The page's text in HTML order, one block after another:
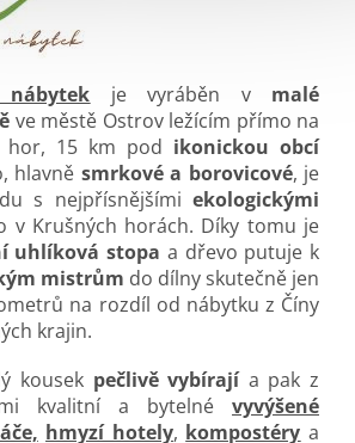
nábytek je vyráběn vmalé
ve městě Ostrov ležícím přímo na
hor, 15 km pod ikonickou obcí
hlavně smrkové a borovicové, je
s nejpřísnějšími ekologickými
v Krušných horách. Díky tomu je
uhlíková stopa a dřevo putuje k
mistrům do dílny skutečně jen
na rozdíl od nábytku z Číny
krajin.
kousek pečlivě vybírajía pak z
kvalitní a bytelné vyvýšené
hmyzí hotely, kompostéry a